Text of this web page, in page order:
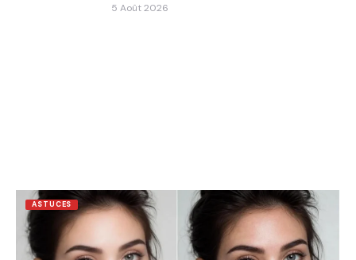
5 Août 2026
ASTUCES